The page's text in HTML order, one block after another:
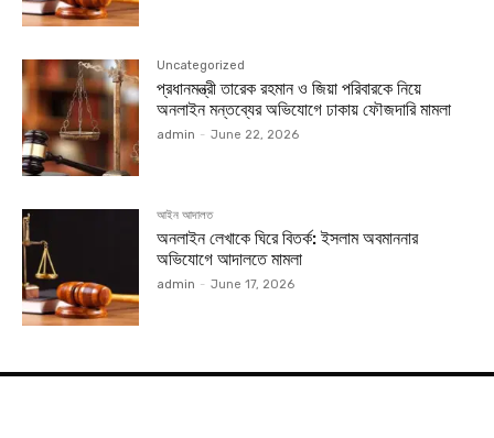
Uncategorized
প্রধানমন্ত্রী তারেক রহমান ও জিয়া পরিবারকে নিয়ে
অনলাইন মন্তব্যের অভিযোগে ঢাকায় ফৌজদারি মামলা
admin - June 22, 2026
আইন আদালত
অনলাইন লেখাকে ঘিরে বিতর্ক: ইসলাম অবমাননার
অভিযোগে আদালতে মামলা
admin - June 17, 2026